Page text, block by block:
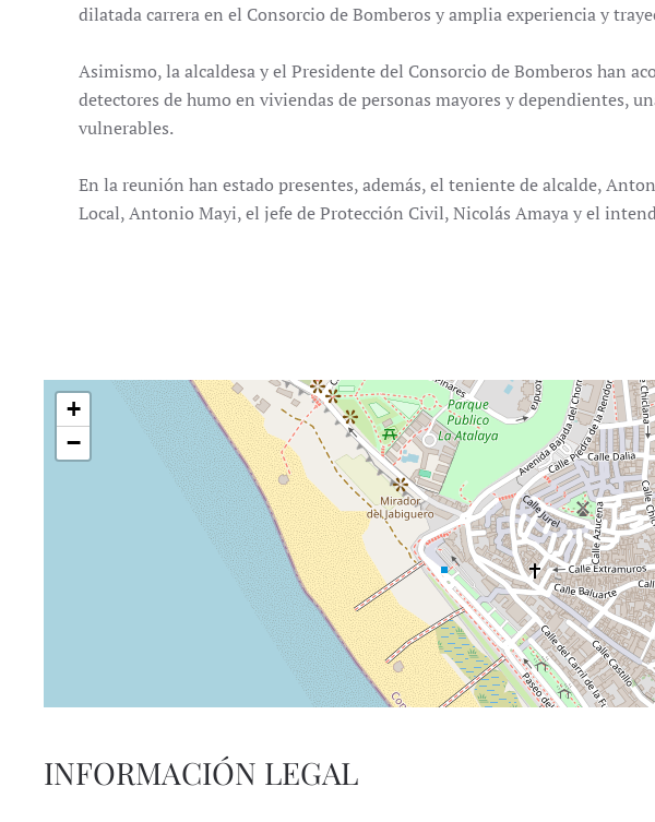
dilatada carrera en el Consorcio de Bomberos y amplia experiencia y
Asimismo, la alcaldesa y el Presidente del Consorcio de Bomberos han
detectores de humo en viviendas de personas mayores y dependientes,
vulnerables.
En la reunión han estado presentes, además, el teniente de alcalde,
Local, Antonio Mayi, el jefe de Protección Civil, Nicolás Amaya y el
+
−
INFORMACIÓN LEGAL